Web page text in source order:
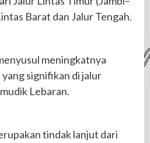
Barat dan Jalur Tengah.
meningkatnya
signifikan di jalur
Lebaran.
tindak lanjut dari